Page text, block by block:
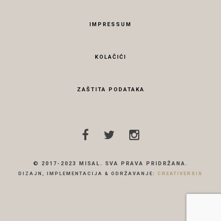
IMPRESSUM
KOLAČIĆI
ZAŠTITA PODATAKA
© 2017-2023 MISAL. SVA PRAVA PRIDRŽANA.
DIZAJN, IMPLEMENTACIJA & ODRŽAVANJE: CREATIVERSIS